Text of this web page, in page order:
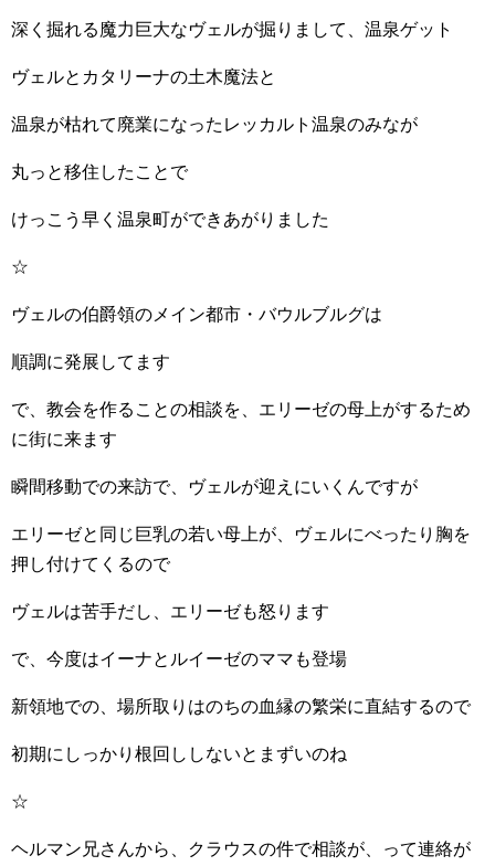
深く掘れる魔力巨大なヴェルが掘りまして、温泉ゲット
ヴェルとカタリーナの土木魔法と
温泉が枯れて廃業になったレッカルト温泉のみなが
丸っと移住したことで
けっこう早く温泉町ができあがりました
☆
ヴェルの伯爵領のメイン都市・バウルブルグは
順調に発展してます
で、教会を作ることの相談を、エリーゼの母上がするため
に街に来ます
瞬間移動での来訪で、ヴェルが迎えにいくんですが
エリーゼと同じ巨乳の若い母上が、ヴェルにべったり胸を
押し付けてくるので
ヴェルは苦手だし、エリーゼも怒ります
で、今度はイーナとルイーゼのママも登場
新領地での、場所取りはのちの血縁の繁栄に直結するので
初期にしっかり根回ししないとまずいのね
☆
ヘルマン兄さんから、クラウスの件で相談が、って連絡が